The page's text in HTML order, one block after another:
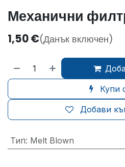
Механични
1,50€(Данък включен)
Купи
Добави
Тип: Melt Blown